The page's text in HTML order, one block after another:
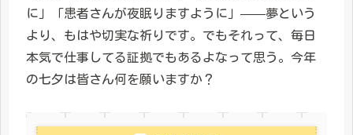
に」「患者さんが夜眠りますように」——夢という
より、もはや切実な祈りです。でもそれって、毎日
本気で仕事してる証拠でもあるよなって思う。今年
の七夕は皆さん何を願いますか？